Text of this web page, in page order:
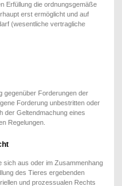
Erfüllung die ordnungsgemäße
erst ermöglicht und auf
(wesentliche vertragliche
gegenüber Forderungen der
Forderung unbestritten oder
der Geltendmachung eines
Regelungen.
sich aus oder im Zusammenhang
des Tieres ergebenden
und prozessualen Rechts